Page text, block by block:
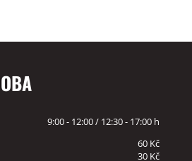
9:00 - 12:00 / 12:30 - 17:00 h
60 Kč
30 Kč